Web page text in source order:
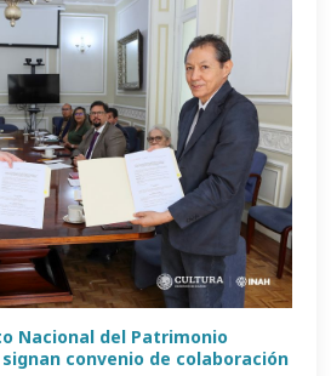
Nacional del Patrimonio
convenio de colaboración